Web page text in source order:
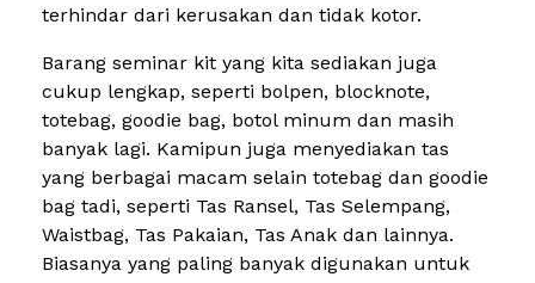
terhindar dari kerusakan dan tidak kotor.
Barang seminar kit yang kita sediakan juga
cukup lengkap, seperti bolpen, blocknote,
totebag, goodie bag, botol minum dan masih
banyak lagi. Kamipun juga menyediakan tas
yang berbagai macam selain totebag dan goodie
bag tadi, seperti Tas Ransel, Tas Selempang,
Waistbag, Tas Pakaian, Tas Anak dan lainnya.
Biasanya yang paling banyak digunakan untuk